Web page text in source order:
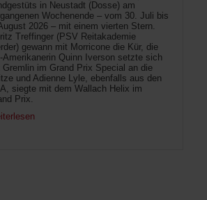
in Neustadt (Dosse) am
Wochenende – vom 30. Juli bis
2026 – mit einem vierten Stern.
Treffinger (PSV Reitakademie
gewann mit Morricone die Kür, die
Amerikanerin Quinn Iverson setzte sich
Gremlin im Grand Prix Special an die
und Adienne Lyle, ebenfalls aus den
siegte mit dem Wallach Helix im
Prix.